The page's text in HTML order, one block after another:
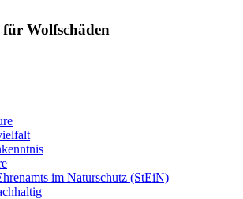
für Wolfschäden
im Naturschutz (StEiN)